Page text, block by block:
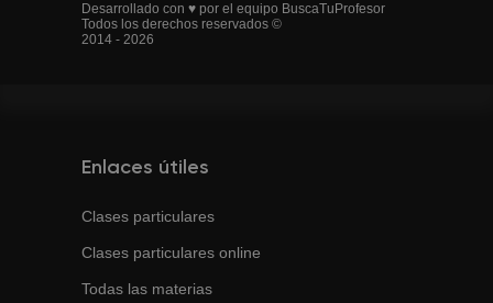
Desarrollado con ♥ por el equipo BuscaTuProfesor
Todos los derechos reservados ©
2014 - 2026
Enlaces útiles
Clases particulares
Clases particulares online
Todas las materias